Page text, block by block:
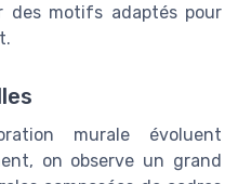
des motifs adaptés pour
murale évoluent
on observe un grand